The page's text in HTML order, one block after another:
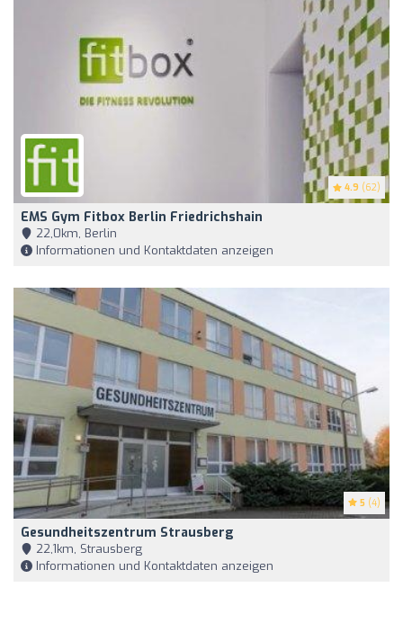
4.9 (62)
EMS Gym Fitbox Berlin Friedrichshain
22,0km, Berlin
Informationen und Kontaktdaten anzeigen
5 (4)
Gesundheitszentrum Strausberg
22,1km, Strausberg
Informationen und Kontaktdaten anzeigen